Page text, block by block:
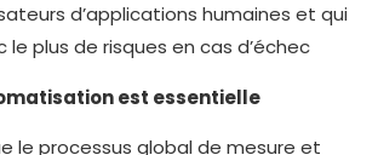
d’applications humaines et qui
plus de risques en cas d’échec
est essentielle
le processus global de mesure et